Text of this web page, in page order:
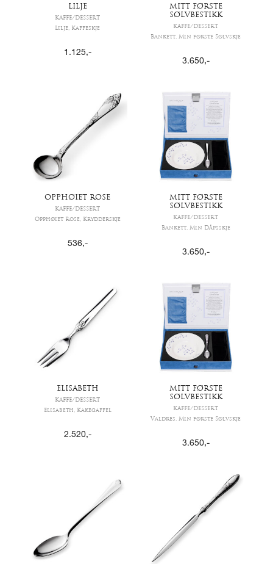
LILJE
KAFFE/DESSERT
Lilje, Kaffeskje
1.125,-
MITT FØRSTE
SØLVBESTIKK
KAFFE/DESSERT
Bankett, Min første Sølvskje
3.650,-
OPPHØIET ROSE
KAFFE/DESSERT
Opphøiet Rose, Krydderskje
536,-
MITT FØRSTE
SØLVBESTIKK
KAFFE/DESSERT
Bankett, Min Dåpsskje
3.650,-
ELISABETH
KAFFE/DESSERT
Elisabeth, Kakegaffel
2.520,-
MITT FØRSTE
SØLVBESTIKK
KAFFE/DESSERT
Valdres, Min første Sølvskje
3.650,-